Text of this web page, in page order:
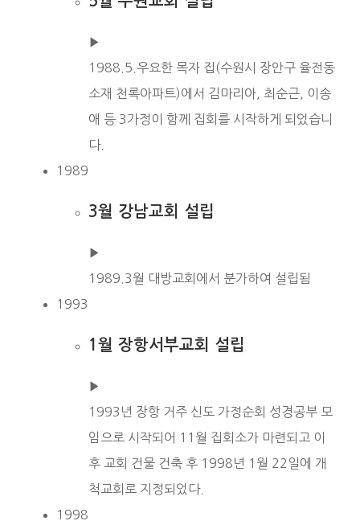
▶︎
1988.5.우요한 목자 집(수원시 장안구 율전동
소재 천록아파트)에서 김마리아, 최순근, 이송
애 등 3가정이 함께 집회를 시작하게 되었습니
다.
1989
3월 강남교회 설립
▶︎
1989.3월 대방교회에서 분가하여 설립됨
1993
1월 장항서부교회 설립
▶︎
1993년 장항 거주 신도 가정순회 성경공부 모
임으로 시작되어 11월 집회소가 마련되고 이
후 교회 건물 건축 후 1998년 1월 22일에 개
척교회로 지정되었다.
1998